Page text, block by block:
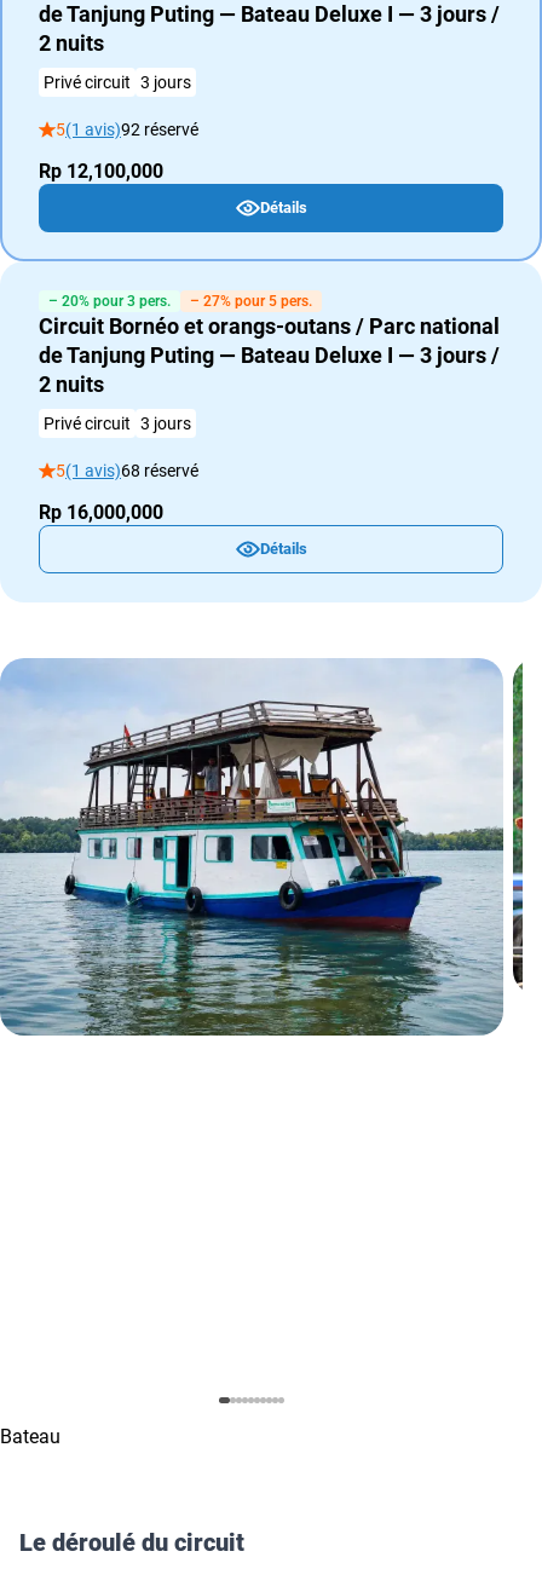
de Tanjung Puting — Bateau Deluxe I — 3 jours /
2 nuits
Privé circuit 3 jours
5(1 avis)92 réservé
Rp 12,100,000
Détails
– 20% pour 3 pers. – 27% pour 5 pers.
Circuit Bornéo et orangs-outans / Parc national
de Tanjung Puting — Bateau Deluxe I — 3 jours /
2 nuits
Privé circuit 3 jours
5(1 avis)68 réservé
Rp 16,000,000
Détails
Bateau
Le déroulé du circuit